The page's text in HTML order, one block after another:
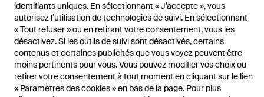
identifiants uniques. En sélectionnant « J’accepte », vous
autorisez l’utilisation de technologies de suivi. En sélectionnant
« Tout refuser » ou en retirant votre consentement, vous les
désactivez. Si les outils de suivi sont désactivés, certains
contenus et certaines publicités que vous voyez peuvent être
moins pertinents pour vous. Vous pouvez modifier vos choix ou
retirer votre consentement à tout moment en cliquant sur le lien
« Paramètres des cookies » en bas de la page. Pour plus
Aide et infos